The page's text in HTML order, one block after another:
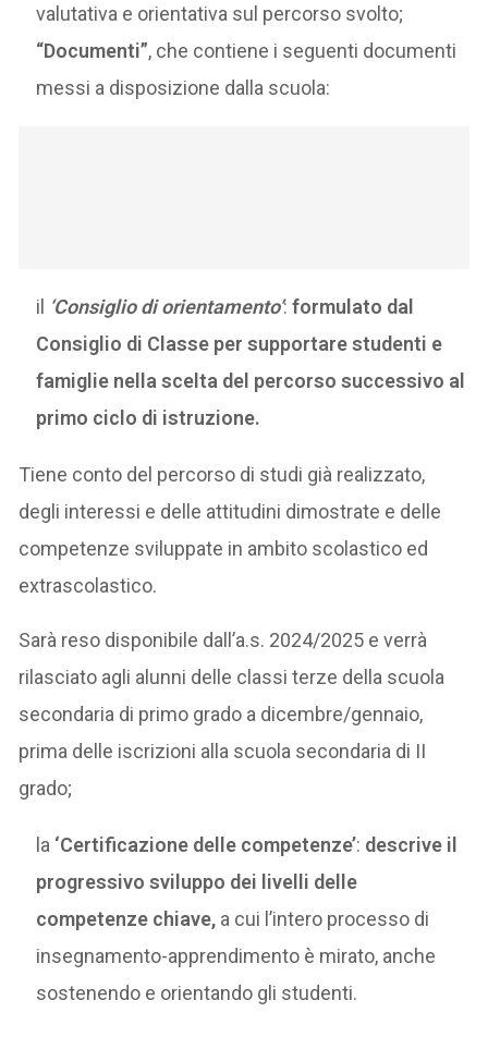
valutativa e orientativa sul percorso svolto;
“Documenti”, che contiene i seguenti documenti
messi a disposizione dalla scuola:
il ‘Consiglio di orientamento’: formulato dal
Consiglio di Classe per supportare studenti e
famiglie nella scelta del percorso successivo al
primo ciclo di istruzione.
Tiene conto del percorso di studi già realizzato,
degli interessi e delle attitudini dimostrate e delle
competenze sviluppate in ambito scolastico ed
extrascolastico.
Sarà reso disponibile dall’a.s. 2024/2025 e verrà
rilasciato agli alunni delle classi terze della scuola
secondaria di primo grado a dicembre/gennaio,
prima delle iscrizioni alla scuola secondaria di II
grado;
la ‘Certificazione delle competenze’: descrive il
progressivo sviluppo dei livelli delle
competenze chiave, a cui l’intero processo di
insegnamento-apprendimento è mirato, anche
sostenendo e orientando gli studenti.